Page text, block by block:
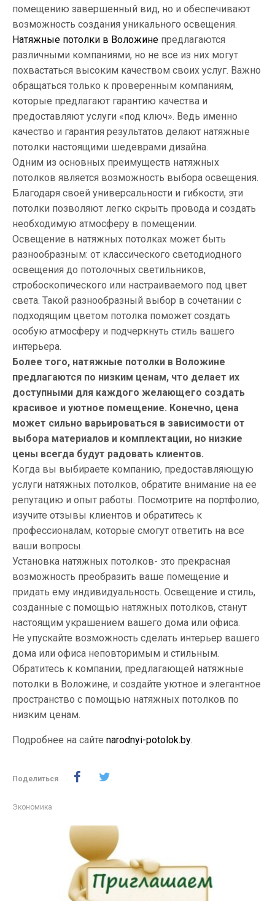
помещению завершенный вид, но и обеспечивают
возможность создания уникального освещения.
Натяжные потолки в Воложине предлагаются
различными компаниями, но не все из них могут
похвастаться высоким качеством своих услуг. Важно
обращаться только к проверенным компаниям,
которые предлагают гарантию качества и
предоставляют услуги «под ключ». Ведь именно
качество и гарантия результатов делают натяжные
потолки настоящими шедеврами дизайна.
Одним из основных преимуществ натяжных
потолков является возможность выбора освещения.
Благодаря своей универсальности и гибкости, эти
потолки позволяют легко скрыть провода и создать
необходимую атмосферу в помещении.
Освещение в натяжных потолках может быть
разнообразным: от классического светодиодного
освещения до потолочных светильников,
стробоскопического или настраиваемого под цвет
света. Такой разнообразный выбор в сочетании с
подходящим цветом потолка поможет создать
особую атмосферу и подчеркнуть стиль вашего
интерьера.
Более того, натяжные потолки в Воложине
предлагаются по низким ценам, что делает их
доступными для каждого желающего создать
красивое и уютное помещение. Конечно, цена
может сильно варьироваться в зависимости от
выбора материалов и комплектации, но низкие
цены всегда будут радовать клиентов.
Когда вы выбираете компанию, предоставляющую
услуги натяжных потолков, обратите внимание на ее
репутацию и опыт работы. Посмотрите на портфолио,
изучите отзывы клиентов и обратитесь к
профессионалам, которые смогут ответить на все
ваши вопросы.
Установка натяжных потолков- это прекрасная
возможность преобразить ваше помещение и
придать ему индивидуальность. Освещение и стиль,
созданные с помощью натяжных потолков, станут
настоящим украшением вашего дома или офиса.
Не упускайте возможность сделать интерьер вашего
дома или офиса неповторимым и стильным.
Обратитесь к компании, предлагающей натяжные
потолки в Воложине, и создайте уютное и элегантное
пространство с помощью натяжных потолков по
низким ценам.
Подробнее на сайте narodnyi-potolok.by.
Поделиться
Экономика